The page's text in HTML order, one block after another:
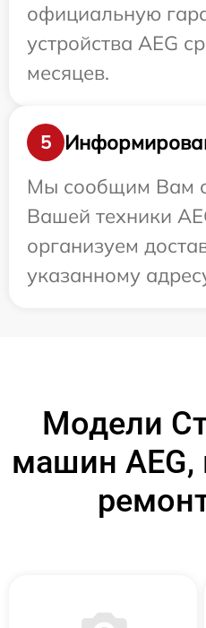
официальную
устройства AEG
месяцев.
5
Мы сообщим Вам о
Вашей техники
организуем
указанному
Модели
машин